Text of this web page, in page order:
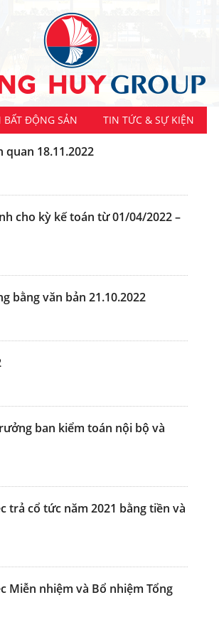
BẤT ĐỘNG SẢN TIN TỨC & SỰ KIỆN
18.11.2022
cho kỳ kế toán từ 01/04/2022 –
bằng văn bản 21.10.2022
ban kiểm toán nội bộ và
trả cổ tức năm 2021 bằng tiền và
Miễn nhiệm và Bổ nhiệm Tổng